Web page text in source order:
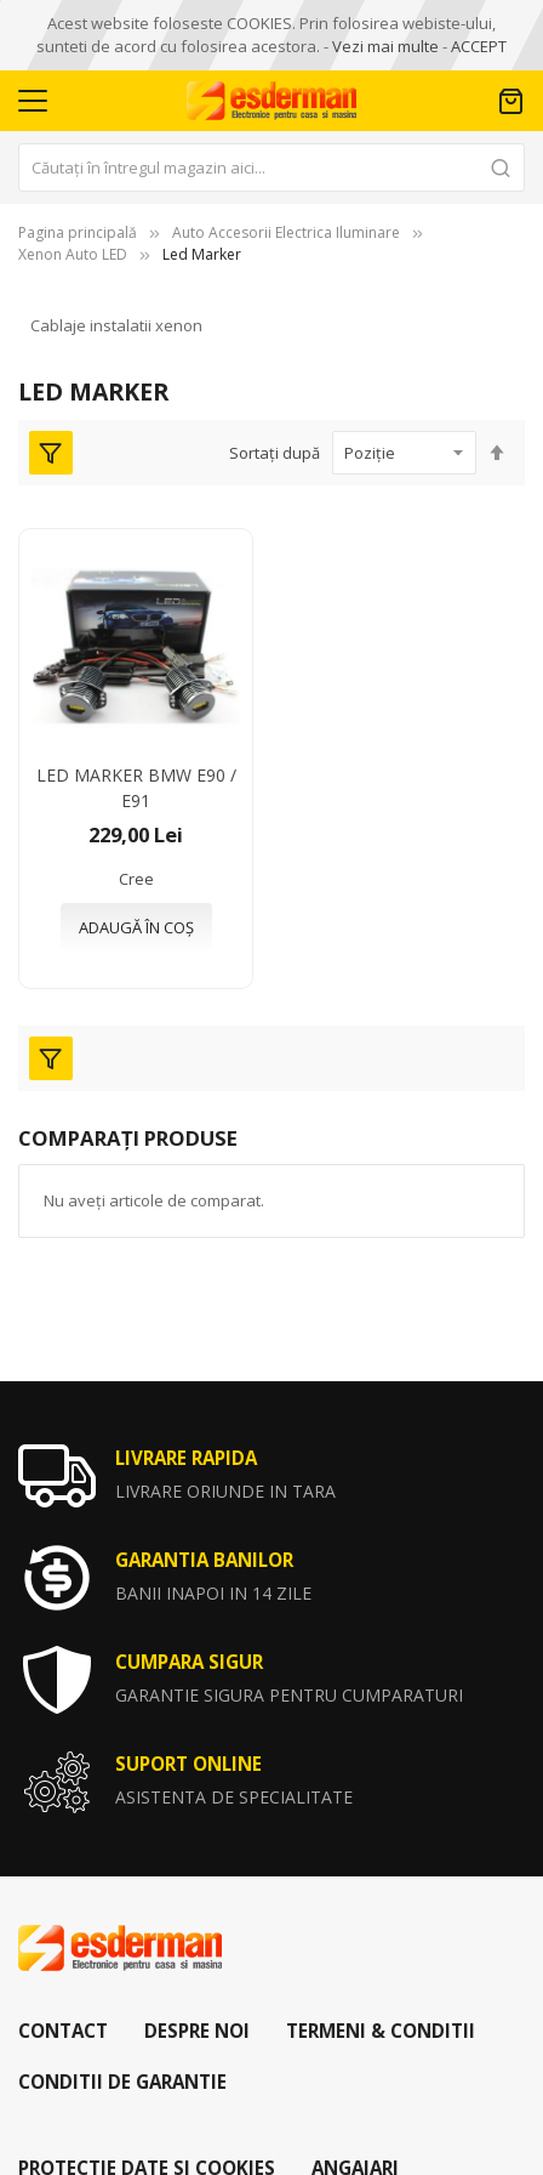
Acest website foloseste COOKIES. Prin folosirea webiste-ului,
sunteti de acord cu folosirea acestora. -Vezi mai multe -ACCEPT
Pagina principală
Auto Accesorii Electrica Iluminare
Xenon Auto LED
Led Marker
Cablaje instalatii xenon
LED MARKER
Sortați după
LED MARKER BMW E90 /
E91
229,00 Lei
Cree
ADAUGĂ ÎN COȘ
COMPARAȚI PRODUSE
Nu aveți articole de comparat.
LIVRARE RAPIDA
LIVRARE ORIUNDE IN TARA
GARANTIA BANILOR
BANII INAPOI IN 14 ZILE
CUMPARA SIGUR
GARANTIE SIGURA PENTRU CUMPARATURI
SUPORT ONLINE
ASISTENTA DE SPECIALITATE
CONTACT DESPRE NOI TERMENI & CONDITII
CONDITII DE GARANTIE
PROTECTIE DATE SI COOKIES ANGAJARI